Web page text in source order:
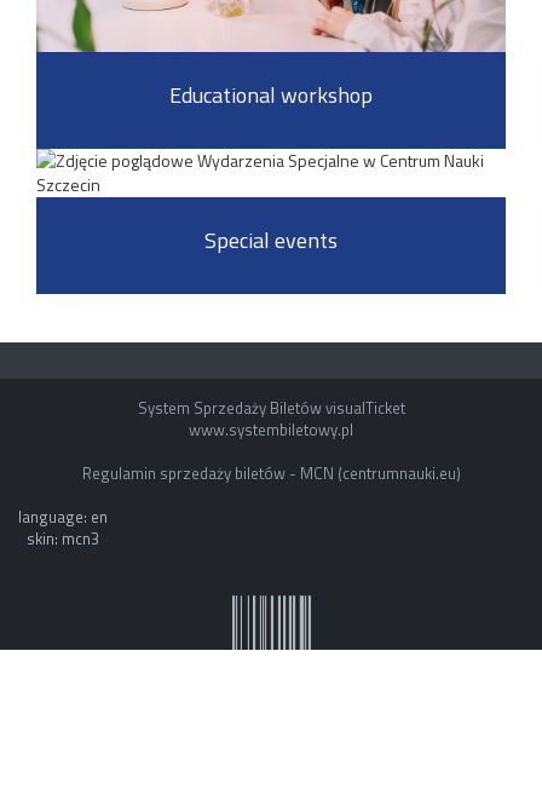
Educational workshop
Special events
System Sprzedaży Biletów visualTicket
www.systembiletowy.pl
Regulamin sprzedaży biletów - MCN (centrumnauki.eu)
language: en
skin: mcn3